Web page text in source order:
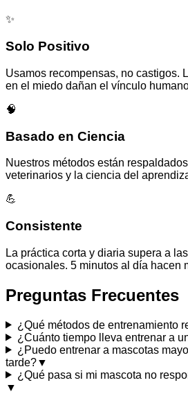
✨
Solo Positivo
Usamos recompensas, no castigos.
en el miedo dañan el vínculo
🧠
Basado en Ciencia
Nuestros métodos están
veterinarios y la ciencia del
💪
Consistente
La práctica corta y diaria supera a
ocasionales. 5 minutos al día hacen
Preguntas Frecuentes
¿Qué métodos de entrenamiento
¿Cuánto tiempo lleva entrenar a
¿Puedo entrenar a mascotas
tarde?▼
¿Qué pasa si mi mascota no
▼